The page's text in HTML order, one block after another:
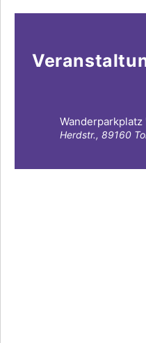
Herdstr., 89160